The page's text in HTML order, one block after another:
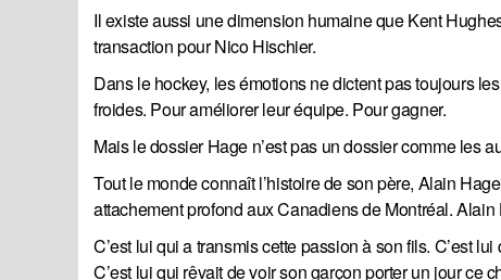
Il existe aussi une dimension humaine que Kent
transaction pour Nico Hischier.
Dans le hockey, les émotions ne dictent pas toujours
froides. Pour améliorer leur équipe. Pour gagner.
Mais le dossier Hage n’est pas un dossier comme les
Tout le monde connaît l’histoire de son père, Alain
attachement profond aux Canadiens de Montréal.
C’est lui qui a transmis cette passion à son fils. C’est
C’est lui qui rêvait de voir son garçon porter un jour ce